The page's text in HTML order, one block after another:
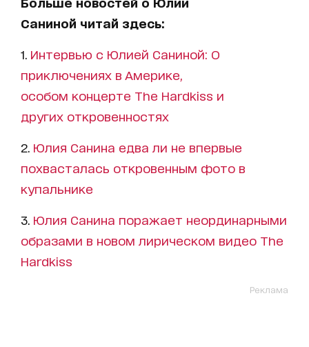
Саниной читай здесь:
1. Интервью с Юлией Саниной: О
приключениях в Америке,
особом концерте The Hardkiss и
других откровенностях
2. Юлия Санина едва ли не впервые
похвасталась откровенным фото в
купальнике
3. Юлия Санина поражает неординарными
образами в новом лирическом видео The
Hardkiss
Реклама